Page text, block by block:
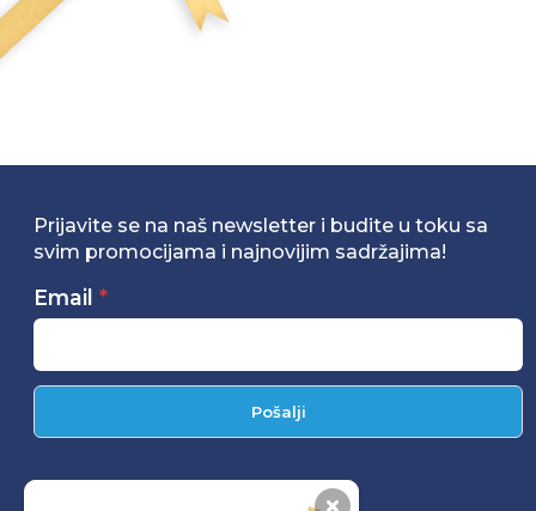
Prijavite se na naš newsletter i budite u toku sa
svim promocijama i najnovijim sadržajima!
Email
Pošalji